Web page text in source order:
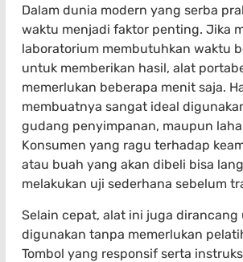
Dalam dunia modern yang serba
waktu menjadi faktor penting. Jika
laboratorium membutuhkan waktu
untuk memberikan hasil, alat
memerlukan beberapa menit saja.
membuatnya sangat ideal
gudang penyimpanan, maupun
Konsumen yang ragu terhadap
atau buah yang akan dibeli bisa
melakukan uji sederhana sebelum
Selain cepat, alat ini juga dirancang
digunakan tanpa memerlukan
Tombol yang responsif serta